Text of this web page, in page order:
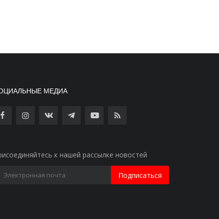
МЕДИА
к нашей рассылке новостей
Подписаться